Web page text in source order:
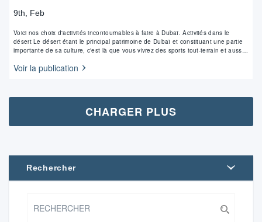
9th, Feb
Voici nos choix d'activités incontournables à faire à Dubaï. Activités dans le
désert Le désert étant le principal patrimoine de Dubaï et constituant une partie
importante de sa culture, c'est là que vous vivrez des sports tout-terrain et aussi
Voir la publication
CHARGER PLUS
Rechercher